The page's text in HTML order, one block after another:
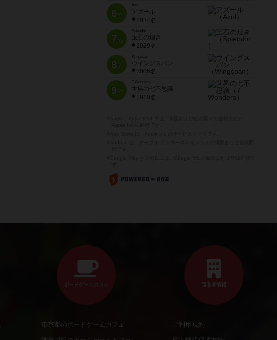
6位
Azul
アズール
2034名
7位
宝石の煌き
2029名
8位
Wingspan
ウイングスパン
2006名
9位
7 Wonders
世界の七不思議
1920名
ボードゲームカフェ
東京都のボードゲームカフェ
運営者情報
ご利用規約